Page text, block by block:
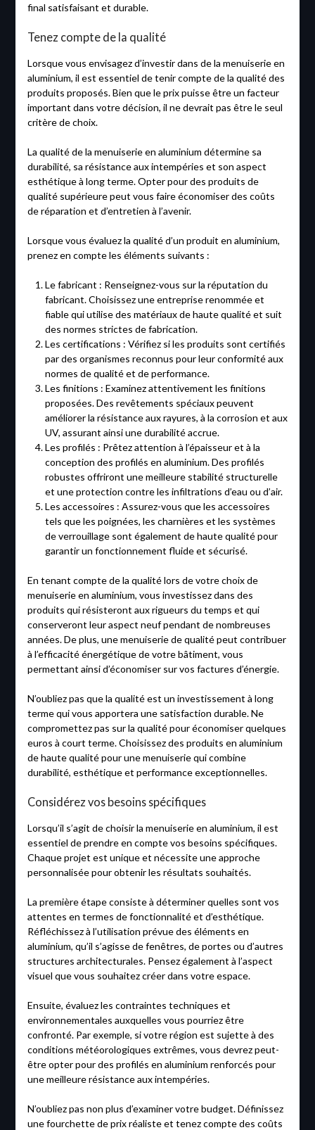
final satisfaisant et durable.
Tenez compte de la qualité
Lorsque vous envisagez d’investir dans de la menuiserie en
aluminium, il est essentiel de tenir compte de la qualité des
produits proposés. Bien que le prix puisse être un facteur
important dans votre décision, il ne devrait pas être le seul
critère de choix.
La qualité de la menuiserie en aluminium détermine sa
durabilité, sa résistance aux intempéries et son aspect
esthétique à long terme. Opter pour des produits de
qualité supérieure peut vous faire économiser des coûts
de réparation et d’entretien à l’avenir.
Lorsque vous évaluez la qualité d’un produit en aluminium,
prenez en compte les éléments suivants :
Le fabricant : Renseignez-vous sur la réputation du
fabricant. Choisissez une entreprise renommée et
fiable qui utilise des matériaux de haute qualité et suit
des normes strictes de fabrication.
Les certifications : Vérifiez si les produits sont certifiés
par des organismes reconnus pour leur conformité aux
normes de qualité et de performance.
Les finitions : Examinez attentivement les finitions
proposées. Des revêtements spéciaux peuvent
améliorer la résistance aux rayures, à la corrosion et aux
UV, assurant ainsi une durabilité accrue.
Les profilés : Prêtez attention à l’épaisseur et à la
conception des profilés en aluminium. Des profilés
robustes offriront une meilleure stabilité structurelle
et une protection contre les infiltrations d’eau ou d’air.
Les accessoires : Assurez-vous que les accessoires
tels que les poignées, les charnières et les systèmes
de verrouillage sont également de haute qualité pour
garantir un fonctionnement fluide et sécurisé.
En tenant compte de la qualité lors de votre choix de
menuiserie en aluminium, vous investissez dans des
produits qui résisteront aux rigueurs du temps et qui
conserveront leur aspect neuf pendant de nombreuses
années. De plus, une menuiserie de qualité peut contribuer
à l’efficacité énergétique de votre bâtiment, vous
permettant ainsi d’économiser sur vos factures d’énergie.
N’oubliez pas que la qualité est un investissement à long
terme qui vous apportera une satisfaction durable. Ne
compromettez pas sur la qualité pour économiser quelques
euros à court terme. Choisissez des produits en aluminium
de haute qualité pour une menuiserie qui combine
durabilité, esthétique et performance exceptionnelles.
Considérez vos besoins spécifiques
Lorsqu’il s’agit de choisir la menuiserie en aluminium, il est
essentiel de prendre en compte vos besoins spécifiques.
Chaque projet est unique et nécessite une approche
personnalisée pour obtenir les résultats souhaités.
La première étape consiste à déterminer quelles sont vos
attentes en termes de fonctionnalité et d’esthétique.
Réfléchissez à l’utilisation prévue des éléments en
aluminium, qu’il s’agisse de fenêtres, de portes ou d’autres
structures architecturales. Pensez également à l’aspect
visuel que vous souhaitez créer dans votre espace.
Ensuite, évaluez les contraintes techniques et
environnementales auxquelles vous pourriez être
confronté. Par exemple, si votre région est sujette à des
conditions météorologiques extrêmes, vous devrez peut-
être opter pour des profilés en aluminium renforcés pour
une meilleure résistance aux intempéries.
N’oubliez pas non plus d’examiner votre budget. Définissez
une fourchette de prix réaliste et tenez compte des coûts